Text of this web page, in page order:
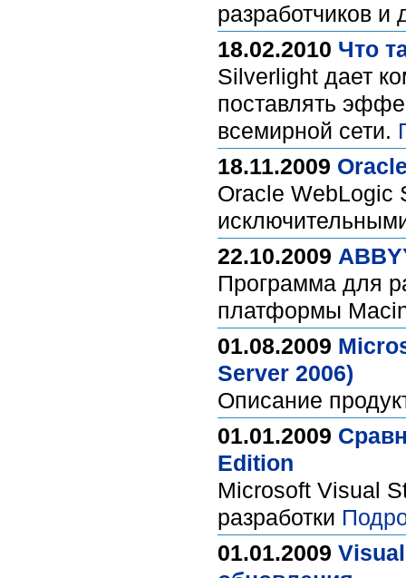
разработчиков и
18.02.2010 Что
Silverlight дает
поставлять
всемирной сети.
18.11.2009
Oracle WebLogic
22.10.2009
Программа для
платформы
01.08.2009
Server 2006)
Описание
01.01.2009
Edition
Microsoft Visual
разработки
01.01.2009